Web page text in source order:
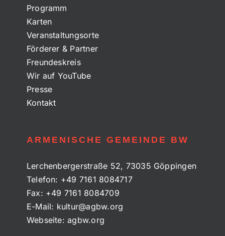
Programm
Karten
Veranstaltungsorte
Förderer & Partner
Freundeskreis
Wir auf YouTube
Presse
Kontakt
ARMENISCHE GEMEINDE BW
Lerchenbergerstraße 52, 73035 Göppingen
Telefon: +49 7161 8084717
Fax: +49 7161 8084709
E-Mail: kultur@agbw.org
Webseite:agbw.org